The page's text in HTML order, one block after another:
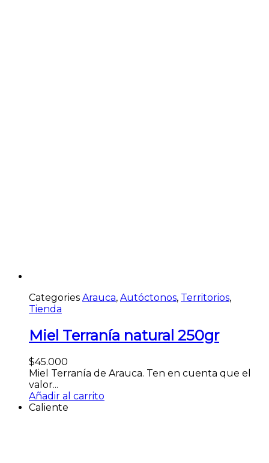
Categories Arauca, Autóctonos, Territorios,
Tienda
Miel Terranía natural 250gr
$45.000
Miel Terranía de Arauca. Ten en cuenta que el
valor...
Añadir al carrito
Caliente